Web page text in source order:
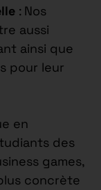
: Nos
aussi
ainsi que
pour leur
en
des
games,
concrète